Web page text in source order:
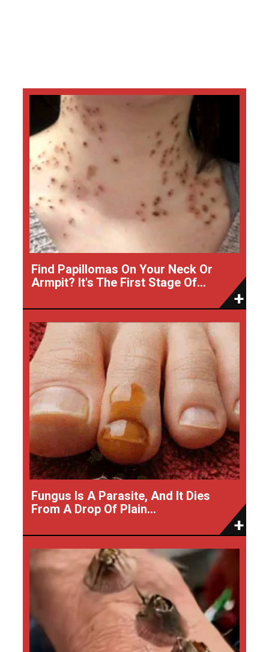
Find Papillomas On Your Neck Or
Armpit? It's The First Stage Of...
Fungus Is A Parasite, And It Dies
From A Drop Of Plain...